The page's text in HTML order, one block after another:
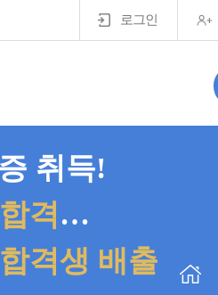
로그인
취득!
격…
격생 배출